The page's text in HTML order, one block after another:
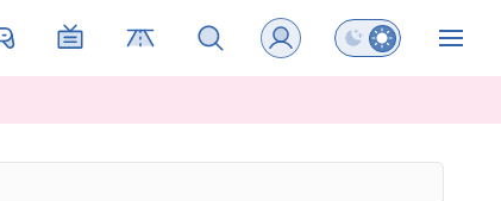
Preklopi barvni